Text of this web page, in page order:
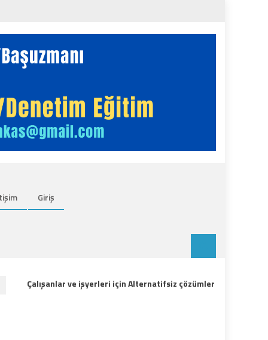
Giriş
Çalışanlar ve işyerleri için Alternatifsiz çözümler